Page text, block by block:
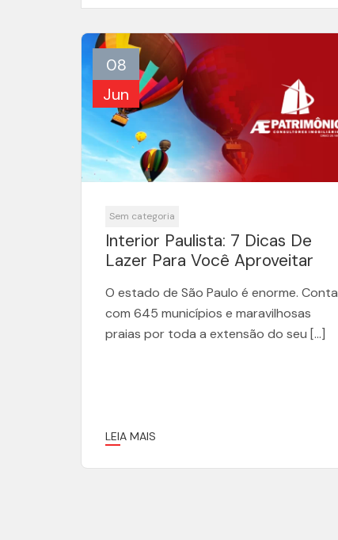
08
Jun
Sem categoria
Interior Paulista: 7 Dicas De
Lazer Para Você Aproveitar
O estado de São Paulo é enorme. Conta
com 645 municípios e maravilhosas
praias por toda a extensão do seu […]
LEIA MAIS